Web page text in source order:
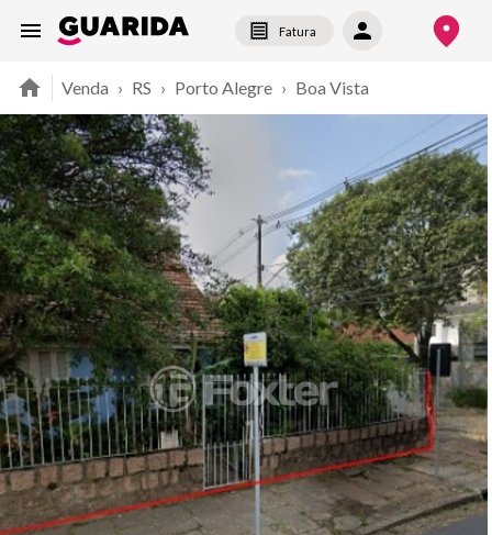
Fatura
Venda › RS › Porto Alegre › Boa Vista